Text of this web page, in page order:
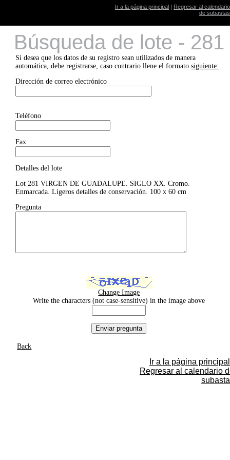
Ir a la página principal | Regresar al calendario
de subastas
Búsqueda de lote - 281
Si desea que los datos de su registro sean utilizados de manera
automática, debe registrarse, caso contrario llene el formatosiguiente:.
Dirección de correo electrónico
Teléfono
Fax
Detalles del lote
Lot 281 VIRGEN DE GUADALUPE. SIGLO XX. Cromo.
Enmarcada. Ligeros detalles de conservación. 100 x 60 cm
Pregunta
Change Image
Write the characters (not case-sensitive) in the image above
Back
Ir a la página principal
Regresar al calendario